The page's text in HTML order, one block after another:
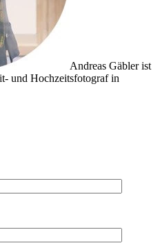
Andreas Gäbler ist
und Hochzeitsfotograf in